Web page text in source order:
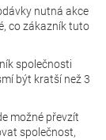
nutná akce
co zákazník tuto
společnosti
být kratší než 3
možné převzít
společnost,